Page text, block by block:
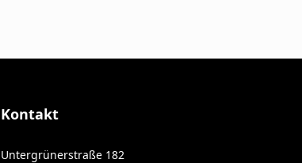
Kontakt
Untergrünerstraße 182